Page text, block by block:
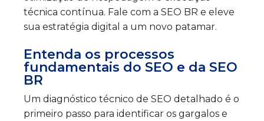
técnica contínua. Fale com a SEO BR e eleve
sua estratégia digital a um novo patamar.
Entenda os processos
fundamentais do SEO e da SEO
BR
Um diagnóstico técnico de SEO detalhado é o
primeiro passo para identificar os gargalos e